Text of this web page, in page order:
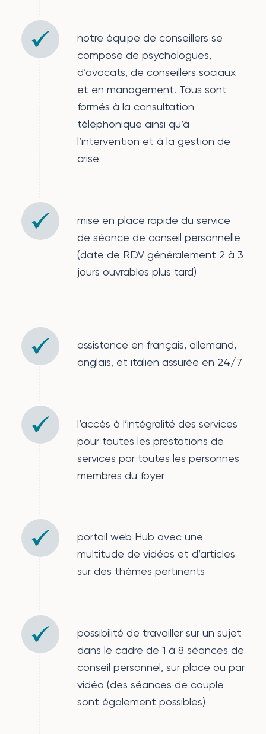
notre équipe de conseillers se
compose de psychologues,
d’avocats, de conseillers sociaux
et en management. Tous sont
formés à la consultation
téléphonique ainsi qu’à
l’intervention et à la gestion de
crise
mise en place rapide du service
de séance de conseil personnelle
(date de RDV généralement 2 à 3
jours ouvrables plus tard)
assistance en français, allemand,
anglais, et italien assurée en 24/7
l’accès à l’intégralité des services
pour toutes les prestations de
services par toutes les personnes
membres du foyer
portail web Hub avec une
multitude de vidéos et d’articles
sur des thèmes pertinents
possibilité de travailler sur un sujet
dans le cadre de 1 à 8 séances de
conseil personnel, sur place ou par
vidéo (des séances de couple
sont également possibles)